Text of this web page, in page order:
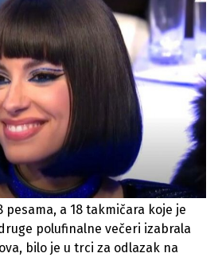
pesama, a 18 takmičara koje je
polufinalne večeri izabrala
bilo je u trci za odlazak na